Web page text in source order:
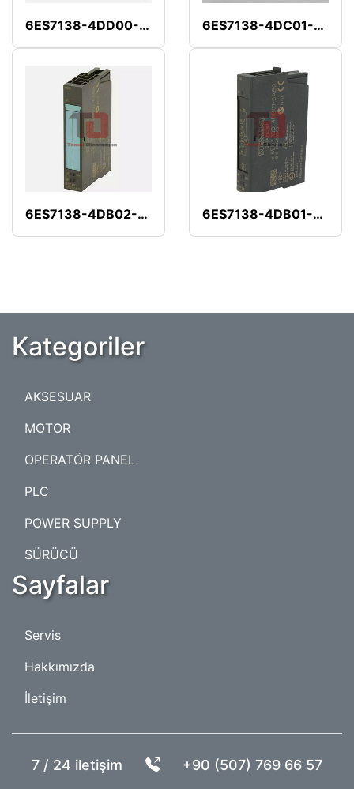
6ES7138-4DD00-0AB0 6ES7138-4DC01-0AB0
6ES7138-4DB02-0AB0 6ES7138-4DB01-0AB0
Kategoriler
AKSESUAR
MOTOR
OPERATÖR PANEL
PLC
POWER SUPPLY
SÜRÜCÜ
Sayfalar
Servis
Hakkımızda
İletişim
7 / 24 iletişim +90 (507) 769 66 57